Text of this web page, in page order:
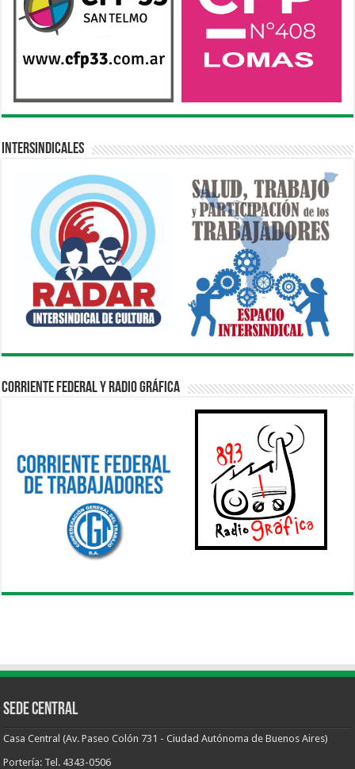
Intersindicales
Corriente Federal y Radio Gráfica
Sede Central
Casa Central (Av. Paseo Colón 731 - Ciudad Autónoma de Buenos Aires)
Portería: Tel. 4343-0506